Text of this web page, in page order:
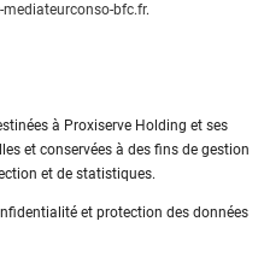
bfc.fr.
à Proxiserve Holding et ses
et conservées à des fins de gestion
et de statistiques.
et protection des données